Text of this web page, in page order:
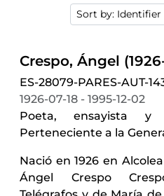
Sort by: Identifier
Crespo, Ángel
ES-28079-PARES-AUT-
1926-07-18 - 1995-12-02
Poeta, ensayista y
Perteneciente a la
Nació en 1926 en
Ángel Crespo